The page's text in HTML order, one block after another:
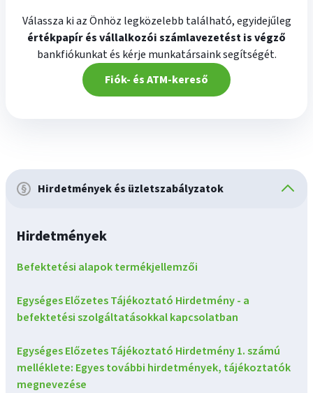
Válassza ki az Önhöz legközelebb található, egyidejűleg
értékpapír és vállalkozói számlavezetést is végző
bankfiókunkat és kérje munkatársaink segítségét.
Fiók- és ATM-kereső
Hirdetmények és üzletszabályzatok
Hirdetmények
Befektetési alapok termékjellemzői
Egységes Előzetes Tájékoztató Hirdetmény - a
befektetési szolgáltatásokkal kapcsolatban
Egységes Előzetes Tájékoztató Hirdetmény 1. számú
melléklete: Egyes további hirdetmények, tájékoztatók
megnevezése